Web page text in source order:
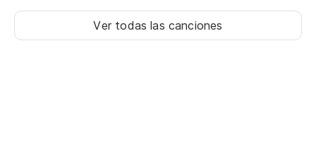
Ver todas las canciones